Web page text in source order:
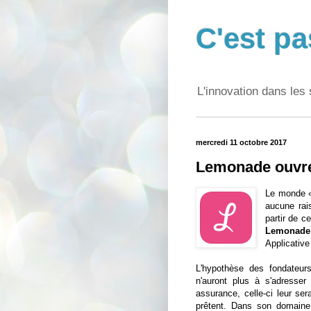
C'est
L'innovation dans
mercredi 11 octobre 2017
Lemonade
Le monde
aucune
partir de
Lemonade
L'hypothèse des
n'auront plus à
assurance, celle-ci leur
prêtent. Dans son